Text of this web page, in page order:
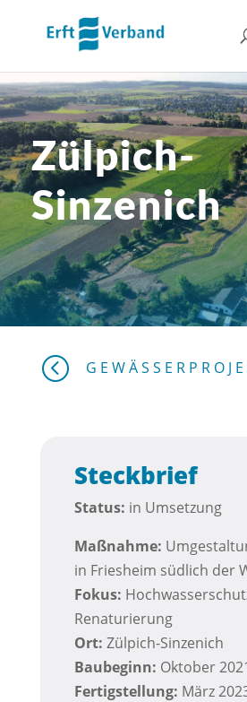
Zülpich-
Sinzenich
<
Steckbrief
Status: in Umsetzung
Maßnahme:
in Friesheim südlich der
Fokus:
Renaturierung
Ort: Zülpich-Sinzenich
Baubeginn: Oktober
Fertigstellung: März